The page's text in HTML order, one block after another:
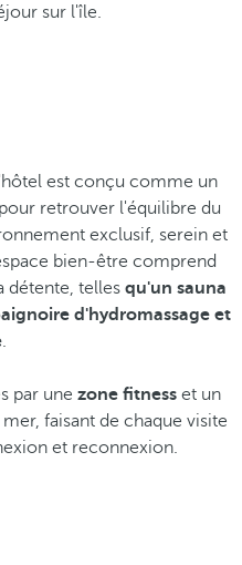
sur l'île.
est conçu comme un
retrouver l'équilibre du
exclusif, serein et
bien-être comprend
détente, telles qu'un sauna
d'hydromassage et
.
par une zone fitness et un
faisant de chaque visite
et reconnexion.